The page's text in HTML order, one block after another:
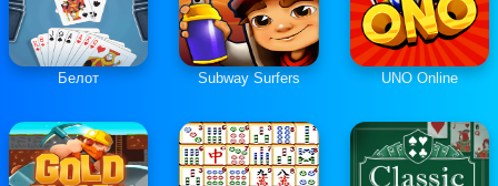
Белот Subway Surfers UNO Online